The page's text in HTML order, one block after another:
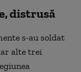
distrusă
s-au soldat
alte trei